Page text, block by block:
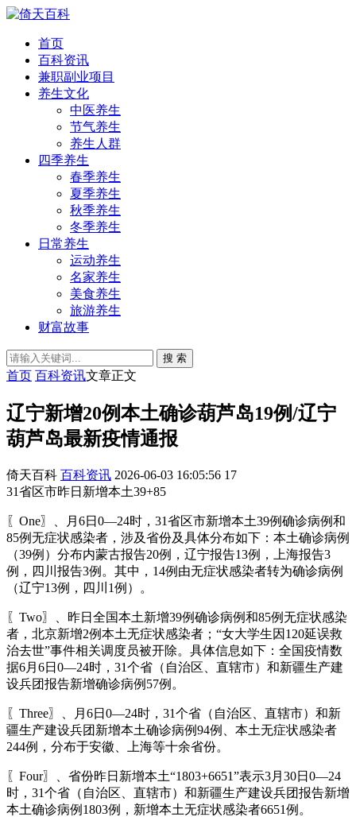
首页
百科资讯
兼职副业项目
养生文化
中医养生
节气养生
养生人群
四季养生
春季养生
夏季养生
秋季养生
冬季养生
日常养生
运动养生
名家养生
美食养生
旅游养生
财富故事
搜 索
首页 百科资讯文章正文
辽宁新增20例本土确诊葫芦岛19例/辽宁
葫芦岛最新疫情通报
倚天百科 百科资讯 2026-06-03 16:05:56 17
31省区市昨日新增本土39+85
〖One〗、月6日0—24时，31省区市新增本土39例确诊病例和
85例无症状感染者，涉及省份及具体分布如下：本土确诊病例
（39例）分布内蒙古报告20例，辽宁报告13例，上海报告3
例，四川报告3例。其中，14例由无症状感染者转为确诊病例
（辽宁13例，四川1例）。
〖Two〗、昨日全国本土新增39例确诊病例和85例无症状感染
者，北京新增2例本土无症状感染者；“女大学生因120延误救
治去世”事件相关调度员被开除。具体信息如下：全国疫情数
据6月6日0—24时，31个省（自治区、直辖市）和新疆生产建
设兵团报告新增确诊病例57例。
〖Three〗、月6日0—24时，31个省（自治区、直辖市）和新
疆生产建设兵团新增本土确诊病例94例、本土无症状感染者
244例，分布于安徽、上海等十余省份。
〖Four〗、省份昨日新增本土“1803+6651”表示3月30日0—24
时，31个省（自治区、直辖市）和新疆生产建设兵团报告新增
本土确诊病例1803例，新增本土无症状感染者6651例。